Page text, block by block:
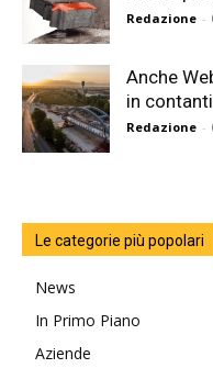
Redazione -
Anche
in
Redazione -
Le categorie più popolari
News
In Primo Piano
Aziende